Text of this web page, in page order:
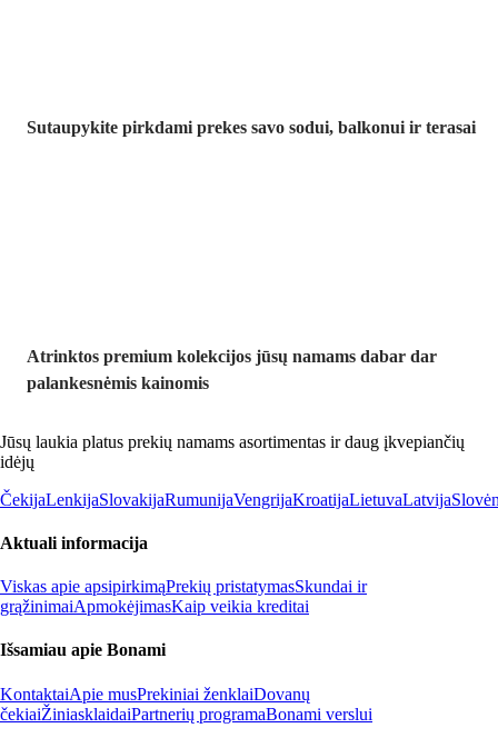
Sutaupykite pirkdami prekes savo sodui, balkonui ir terasai
Atrinktos premium kolekcijos jūsų namams dabar dar
palankesnėmis kainomis
Jūsų laukia platus prekių namams asortimentas ir daug įkvepiančių
idėjų
ČekijaLenkijaSlovakijaRumunijaVengrijaKroatijaLietuvaLatvija
Aktuali informacija
Viskas apie apsipirkimąPrekių pristatymasSkundai ir
grąžinimaiApmokėjimasKaip veikia kreditai
Išsamiau apie Bonami
KontaktaiApie musPrekiniai ženklaiDovanų
čekiaiŽiniasklaidaiPartnerių programaBonami verslui